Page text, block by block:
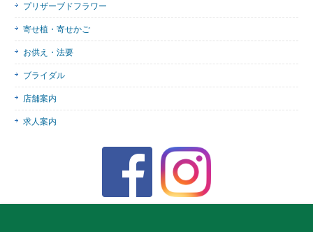
プリザーブドフラワー
寄せ植・寄せかご
お供え・法要
ブライダル
店舗案内
求人案内